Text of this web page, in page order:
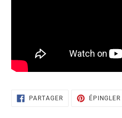
PARTAGERPARTAGERÉPINGLER